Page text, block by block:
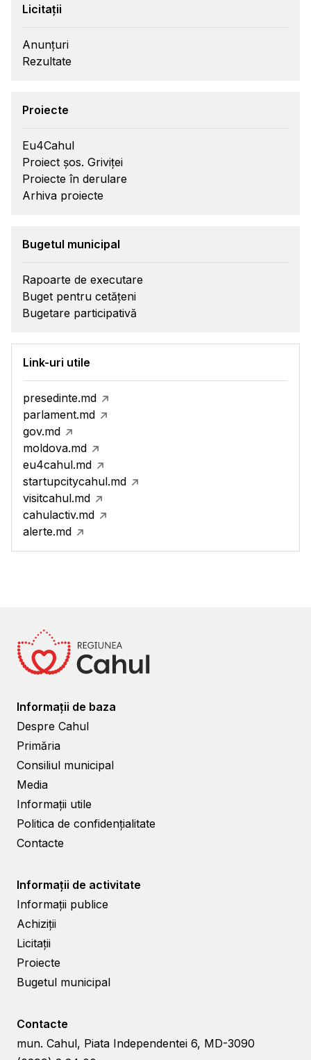
Licitații
Anunțuri
Rezultate
Proiecte
Eu4Cahul
Proiect șos. Griviței
Proiecte în derulare
Arhiva proiecte
Bugetul municipal
Rapoarte de executare
Buget pentru cetățeni
Bugetare participativă
Link-uri utile
presedinte.md
parlament.md
gov.md
moldova.md
eu4cahul.md
startupcitycahul.md
visitcahul.md
cahulactiv.md
alerte.md
Informații de baza
Despre Cahul
Primăria
Consiliul municipal
Media
Informații utile
Politica de confidențialitate
Contacte
Informații de activitate
Informații publice
Achiziții
Licitații
Proiecte
Bugetul municipal
Contacte
mun. Cahul, Piata Independentei 6, MD-3090